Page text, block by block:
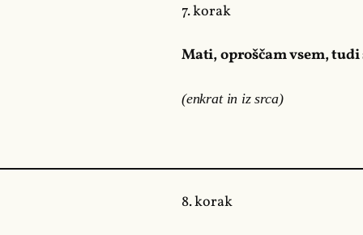
7. korak
Mati, oproščam vsem, tudi
(enkrat in iz srca)
8. korak